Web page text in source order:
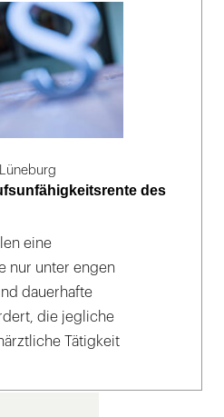
des
eine
nur unter engen
dauerhafte
die jegliche
Tätigkeit